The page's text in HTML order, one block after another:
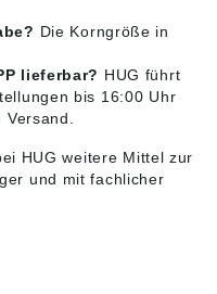
Die Korngröße in
lieferbar? HUG führt
bis 16:00 Uhr
Versand.
HUG weitere Mittel zur
und mit fachlicher